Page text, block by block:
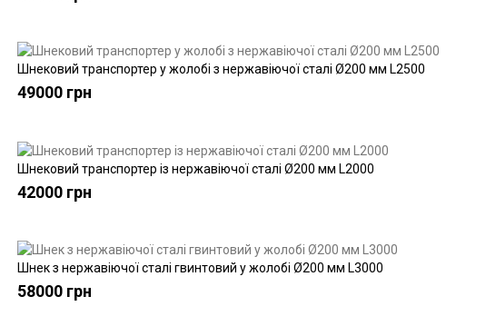
Шнековий транспортер у жолобі з нержавіючої сталі Ø200 мм L2500
49000 грн
Шнековий транспортер із нержавіючої сталі Ø200 мм L2000
42000 грн
Шнек з нержавіючої сталі гвинтовий у жолобі Ø200 мм L3000
58000 грн